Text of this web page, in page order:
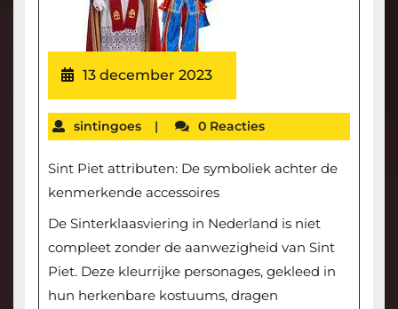
13 december 2023
sintingoes | 0 Reacties
Sint Piet attributen: De symboliek achter de
kenmerkende accessoires
De Sinterklaasviering in Nederland is niet
compleet zonder de aanwezigheid van Sint
Piet. Deze kleurrijke personages, gekleed in
hun herkenbare kostuums, dragen